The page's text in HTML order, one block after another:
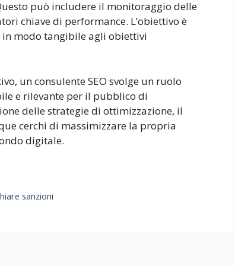
può includere il monitoraggio delle
chiave di performance. L’obiettivo è
in modo tangibile agli obiettivi
un consulente SEO svolge un ruolo
e rilevante per il pubblico di
delle strategie di ottimizzazione, il
cerchi di massimizzare la propria
digitale.
sanzioni